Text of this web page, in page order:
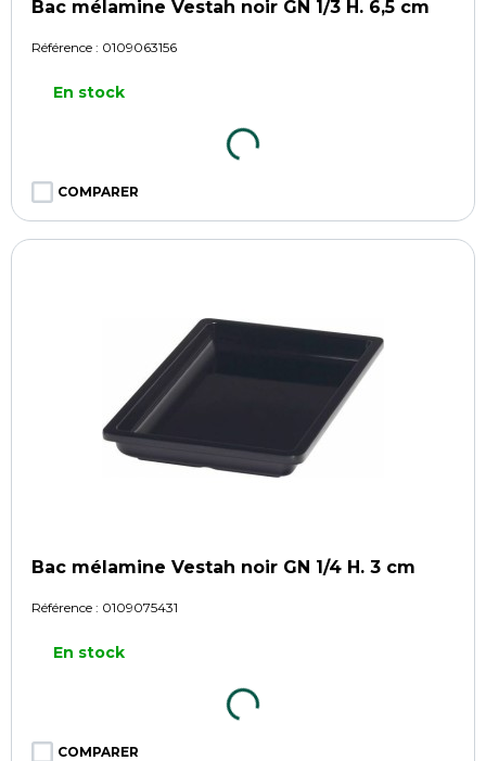
Bac mélamine Vestah noir GN 1/3 H. 6,5 cm
Référence : 0109063156
En stock
COMPARER
Bac mélamine Vestah noir GN 1/4 H. 3 cm
Référence : 0109075431
En stock
COMPARER